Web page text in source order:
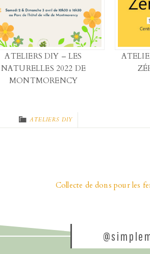
ATELIERS DIY – LES
NATURELLES 2022 DE
MONTMORENCY
ATELIERS DIY
Collecte de dons pour les